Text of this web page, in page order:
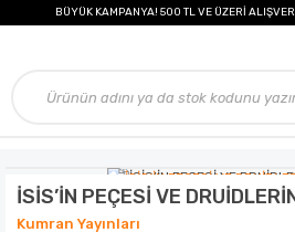
BÜYÜK KAMPANYA! 500 TL VE ÜZERİ
İSİS’İN PEÇESİ VE
Kumran Yayınları